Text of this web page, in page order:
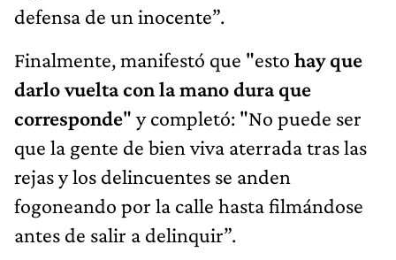
defensa de un inocente”.
Finalmente, manifestó que "esto hay que
darlo vuelta con la mano dura que
corresponde" y completó: "No puede ser
que la gente de bien viva aterrada tras las
rejas y los delincuentes se anden
fogoneando por la calle hasta filmándose
antes de salir a delinquir”.